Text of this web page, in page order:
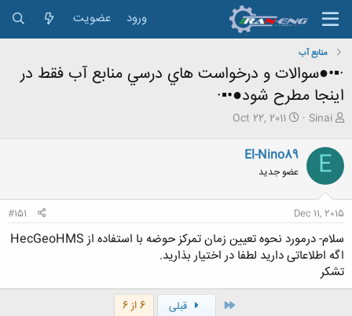
ورود عضویت
منابع آب
·▪•●سوالات و درخواست هاي درسي منابع آب فقط در
اینجا مطرح شود●•▪·
ش
و
ع
ک
ن
ن
د
ه
م
و
ض
و
Sinai
ت
ی
خ
ر
ع
Oct 22, 2011
E
El-Nino89
عضو جدید
Dec 11, 2015
#151
سلام- درمورد نحوه تعیین زمان تمرکز حوضه با استفاده از HecGeoHMS
اگه اطلاعاتی دارید لطفا در اختیار بذارید.
تشکر
اول قبلی
6 از 6